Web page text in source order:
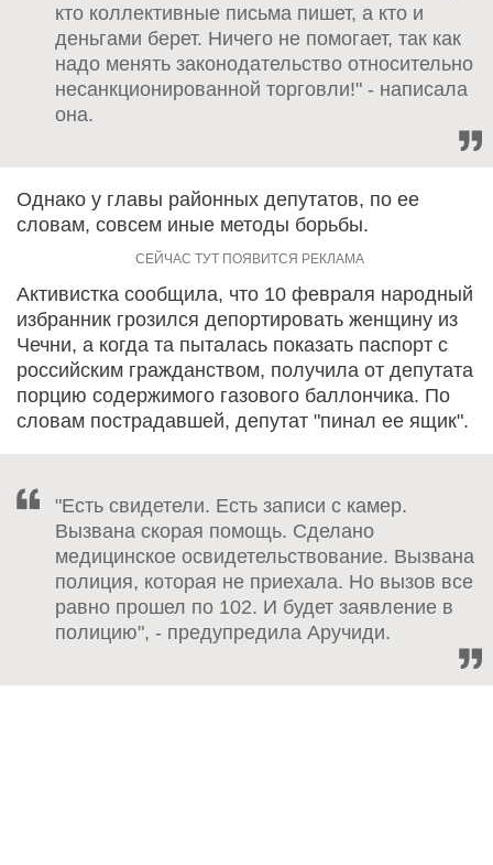
кто коллективные письма пишет, а кто и
деньгами берет. Ничего не помогает, так как
надо менять законодательство относительно
несанкционированной торговли!" - написала
она.
Однако у главы районных депутатов, по ее
словам, совсем иные методы борьбы.
Активистка сообщила, что 10 февраля народный
избранник грозился депортировать женщину из
Чечни, а когда та пыталась показать паспорт с
российским гражданством, получила от депутата
порцию содержимого газового баллончика. По
словам пострадавшей, депутат "пинал ее ящик".
"Есть свидетели. Есть записи с камер.
Вызвана скорая помощь. Сделано
медицинское освидетельствование. Вызвана
полиция, которая не приехала. Но вызов все
равно прошел по 102. И будет заявление в
полицию", - предупредила Аручиди.